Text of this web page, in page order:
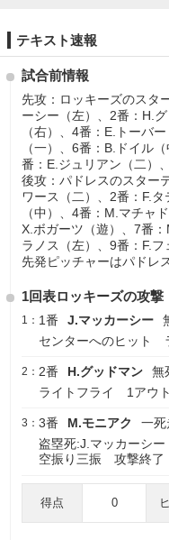
テキスト速報
試合前情報
先攻：ロッキーズのスタ
ーシー（左）、2番：H.
（右）、4番：E.トーバ
（一）、6番：B.ドイル
番：E.ジュリアン（二）
後攻：パドレスのスター
ワース（二）、2番：F.
（中）、4番：M.マチャ
X.ボガーツ（遊）、7番
ラノス（左）、9番：F.フ
先発ピッチャーはパドレ
1回表ロッキーズの攻撃
1： 1番 J.マッカーシー
センターへのヒット
2： 2番 H.グッドマン
無
ライトフライ 1アウト
3： 3番 M.モニアク
一死
盗塁死:J.マッカーシ
空振り三振 攻撃終了
得点 0